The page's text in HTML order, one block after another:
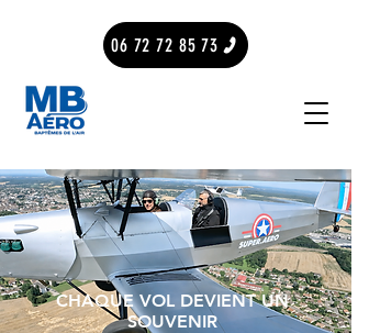
06 72 72 85 73
CHAQUE VOL DEVIENT UN
SOUVENIR